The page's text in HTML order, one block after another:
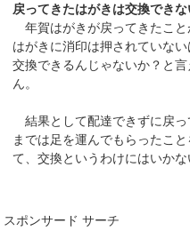
戻ってきたはがきは交換できな
年賀はがきが戻ってきたこと
はがきに消印は押されていな
交換できるんじゃないか？と
ん。
結果として配達できずに戻
までは足を運んでもらったこ
て、交換というわけにはいか
スポンサード サーチ